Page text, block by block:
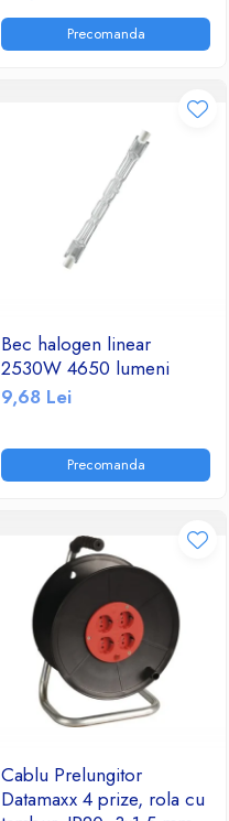
Precomanda
Bec halogen linear
2530W 4650 lumeni
9,68 Lei
Precomanda
Cablu Prelungitor
Datamaxx 4 prize, rola cu